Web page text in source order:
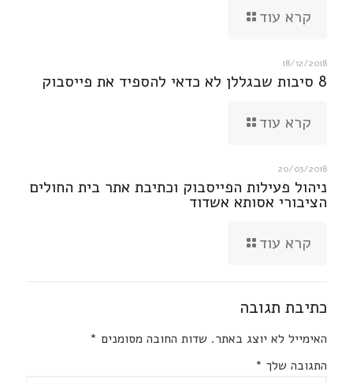
קרא עוד
18/12/2018
8 סיבות שבגללן לא כדאי להספיד את פייסבוק
קרא עוד
20/03/2018
ניהול פעילות הפייסבוק וכתיבת אתר בית החולים
הציבורי אסותא אשדוד
קרא עוד
כתיבת תגובה
האימייל לא יוצג באתר. שדות החובה מסומנים *
התגובה שלך *